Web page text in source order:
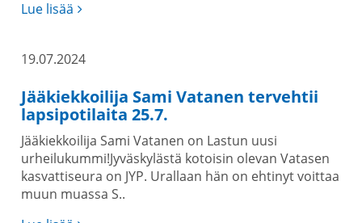
Lue lisää
19.07.2024
Jääkiekkoilija Sami Vatanen tervehtii
lapsipotilaita 25.7.
Jääkiekkoilija Sami Vatanen on Lastun uusi
urheilukummi!Jyväskylästä kotoisin olevan Vatasen
kasvattiseura on JYP. Urallaan hän on ehtinyt voittaa
muun muassa S..